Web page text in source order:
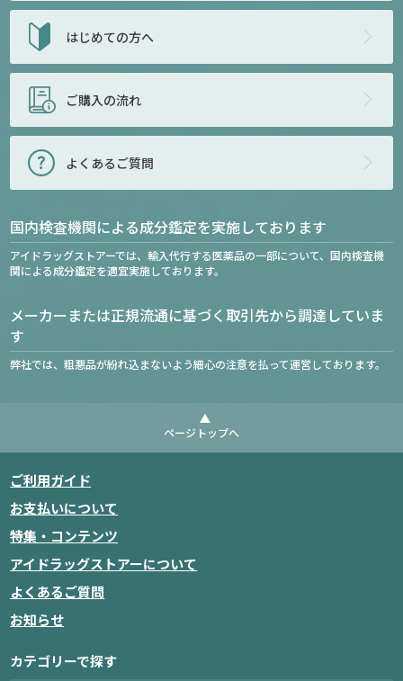
はじめての方へ
ご購入の流れ
よくあるご質問
国内検査機関による成分鑑定を実施しております
アイドラッグストアーでは、輸入代行する医薬品の一部について、国内検査機
関による成分鑑定を適宜実施しております。
メーカーまたは正規流通に基づく取引先から調達していま
す
弊社では、粗悪品が紛れ込まないよう細心の注意を払って運営しております。
ページトップへ
ご利用ガイド
お支払いについて
特集・コンテンツ
アイドラッグストアーについて
よくあるご質問
お知らせ
カテゴリーで探す